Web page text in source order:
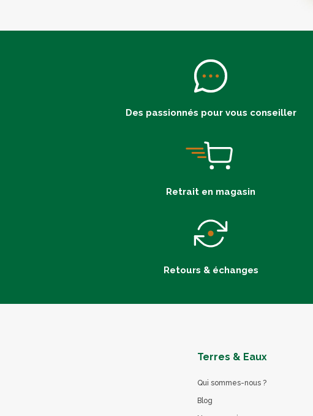
Des passionnés pour vous conseiller
Retrait en magasin
Retours & échanges
Terres & Eaux
Qui sommes-nous ?
Blog